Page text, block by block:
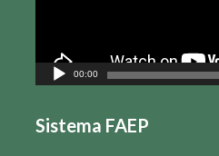
00:00
Sistema FAEP